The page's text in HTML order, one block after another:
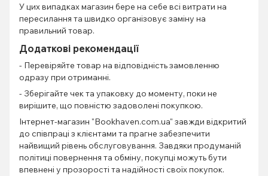
У цих випадках магазин бере на себе всі витрати на
пересилання та швидко організовує заміну на
правильний товар.
Додаткові рекомендації
- Перевіряйте товар на відповідність замовленню
одразу при отриманні.
- Зберігайте чек та упаковку до моменту, поки не
вирішите, що повністю задоволені покупкою.
Інтернет-магазин "Bookhaven.com.ua" завжди відкритий
до співпраці з клієнтами та прагне забезпечити
найвищий рівень обслуговування. Завдяки продуманій
політиці повернення та обміну, покупці можуть бути
впевнені у прозорості та надійності своїх покупок.